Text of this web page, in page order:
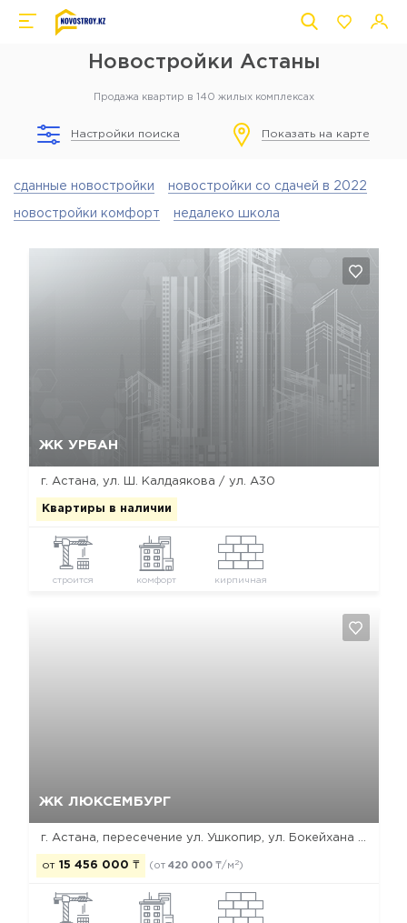
Новостройки Астаны
Продажа квартир в 140 жилых комплексах
Настройки поиска Показать на карте
сданные новостройки новостройки со сдачей в 2022
новостройки комфорт недалеко школа
ЖК УРБАН
г. Астана, ул. Ш. Калдаякова / ул. А30
Квартиры в наличии
строится комфорт кирпичная
ЖК ЛЮКСЕМБУРГ
от 15 456 000 ₸ (от 420 000 ₸/м 2)